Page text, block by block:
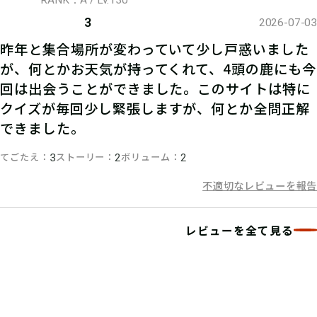
05クエスト参加
スタッフの指示に従って、クエストミ
ッションに挑戦しよう！
クエストミッションをクリアして、発
3 2026-07-03
昨年と集合場所が変わっていて少し戸惑いました
が、何とかお天気が持ってくれて、4頭の鹿にも今
回は出会うことができました。このサイトは特に
クイズが毎回少し緊張しますが、何とか全問正解
できました。
てごたえ 3ストーリー 2ボリューム 2
不適切なレビューを報告
レビューを全て見る